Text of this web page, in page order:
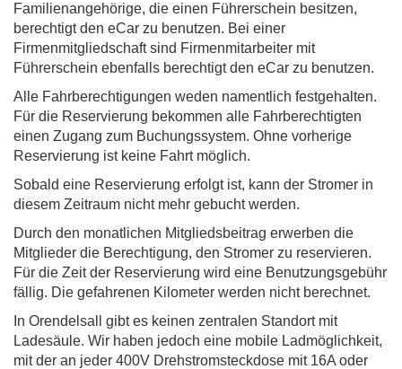
Familienangehörige, die einen Führerschein besitzen,
berechtigt den eCar zu benutzen. Bei einer
Firmenmitgliedschaft sind Firmenmitarbeiter mit
Führerschein ebenfalls berechtigt den eCar zu benutzen.
Alle Fahrberechtigungen weden namentlich festgehalten.
Für die Reservierung bekommen alle Fahrberechtigten
einen Zugang zum Buchungssystem. Ohne vorherige
Reservierung ist keine Fahrt möglich.
Sobald eine Reservierung erfolgt ist, kann der Stromer in
diesem Zeitraum nicht mehr gebucht werden.
Durch den monatlichen Mitgliedsbeitrag erwerben die
Mitglieder die Berechtigung, den Stromer zu reservieren.
Für die Zeit der Reservierung wird eine Benutzungsgebühr
fällig. Die gefahrenen Kilometer werden nicht berechnet.
In Orendelsall gibt es keinen zentralen Standort mit
Ladesäule. Wir haben jedoch eine mobile Ladmöglichkeit,
mit der an jeder 400V Drehstromsteckdose mit 16A oder